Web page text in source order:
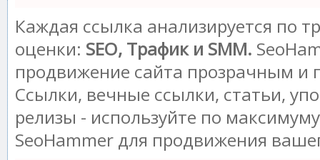
Каждая ссылка анализируется по
оценки: SEO, Трафик и SMM.
продвижение сайта прозрачным и
Ссылки, вечные ссылки, статьи,
релизы - используйте по
SeoHammer для продвижения